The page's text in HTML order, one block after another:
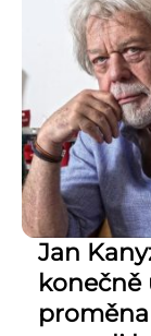
Jan
konečně